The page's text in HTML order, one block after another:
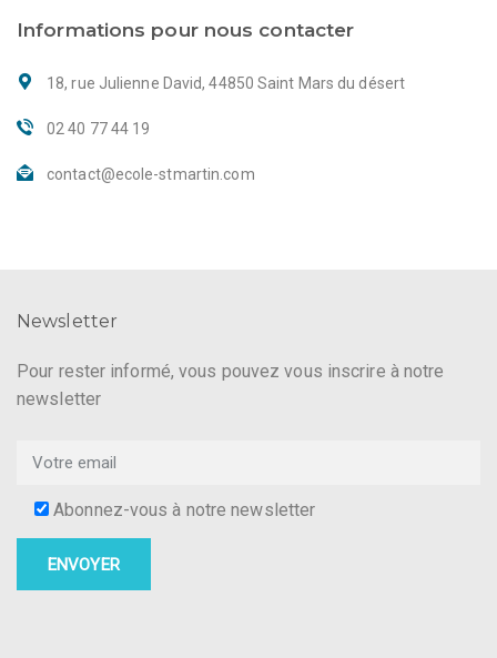
Informations pour nous contacter
18, rue Julienne David, 44850 Saint Mars du désert
02 40 77 44 19
contact@ecole-stmartin.com
Newsletter
Pour rester informé, vous pouvez vous inscrire à notre
newsletter
Abonnez-vous à notre newsletter